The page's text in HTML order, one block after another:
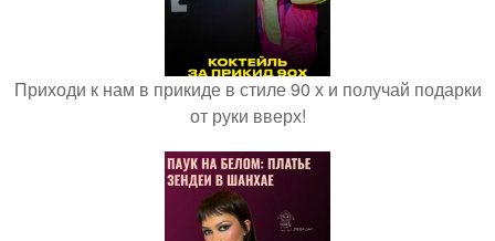
Приходи к нам в прикиде в стиле 90 х и получай подарки
от руки вверх!